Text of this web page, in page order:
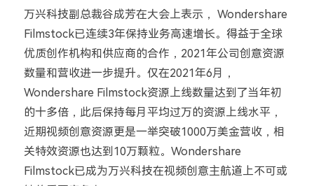
万兴科技副总裁谷成芳在大会上表示， Wondershare
Filmstock已连续3年保持业务高速增长。得益于全球
优质创作机构和供应商的合作，2021年公司创意资源
数量和营收进一步提升。仅在2021年6月，
Wondershare Filmstock资源上线数量达到了当年初
的十多倍，此后保持每月平均过万的资源上线水平，
近期视频创意资源更是一举突破1000万美金营收，相
关特效资源也达到10万颗粒。Wondershare
Filmstock已成为万兴科技在视频创意主航道上不可或